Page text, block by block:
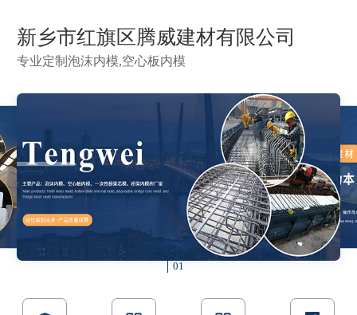
新乡市红旗区腾威建材有限公司
专业定制泡沫内模,空心板内模
01